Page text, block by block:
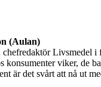
(Aulan)
Livsmedel
konsumenter viker, de
är det svårt att nå ut